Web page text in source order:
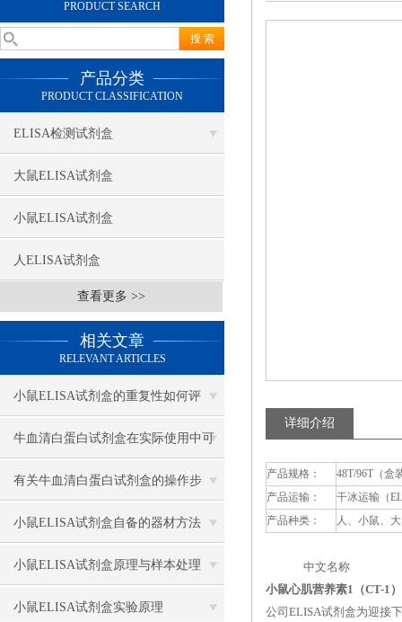
PRODUCT SEARCH
产品分类
PRODUCT CLASSIFICATION
ELISA检测试剂盒
大鼠ELISA试剂盒
小鼠ELISA试剂盒
人ELISA试剂盒
查看更多 >>
相关文章
RELEVANT ARTICLES
小鼠ELISA试剂盒的重复性如何评
估？
牛血清白蛋白试剂盒在实际使用中可
分为多种类型测定
有关牛血清白蛋白试剂盒的操作步
骤，以下有详细说明
小鼠ELISA试剂盒自备的器材方法
小鼠ELISA试剂盒原理与样本处理
小鼠ELISA试剂盒实验原理
详细介绍
产品规格：
48T/96T（盒
产品运输：
干冰运输（
产品种类：
人、小鼠、
中文名称 英
小鼠心肌营养素1（CT-1
公司ELISA试剂盒为迎接